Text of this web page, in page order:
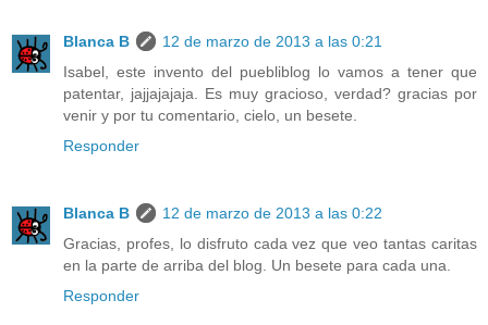
Blanca B
12 de marzo de 2013 a las 0:21
Isabel, este invento del puebliblog lo vamos a tener que
patentar, jajjajajaja. Es muy gracioso, verdad? gracias por
venir y por tu comentario, cielo, un besete.
Responder
Blanca B
12 de marzo de 2013 a las 0:22
Gracias, profes, lo disfruto cada vez que veo tantas caritas
en la parte de arriba del blog. Un besete para cada una.
Responder